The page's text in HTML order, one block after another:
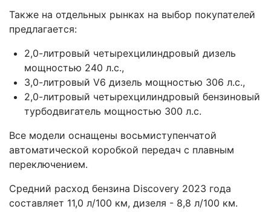
Также на отдельных рынках на выбор покупателей
предлагается:
2,0-литровый четырехцилиндровый дизель
мощностью 240 л.с.,
3,0-литровый V6 дизель мощностью 306 л.с.,
2,0-литровый четырехцилиндровый бензиновый
турбодвигатель мощностью 300 л.с.
Все модели оснащены восьмиступенчатой ​​
автоматической коробкой передач с плавным
переключением.
Средний расход бензина Discovery 2023 года
составляет 11,0 л/100 км, дизеля - 8,8 л/100 км.